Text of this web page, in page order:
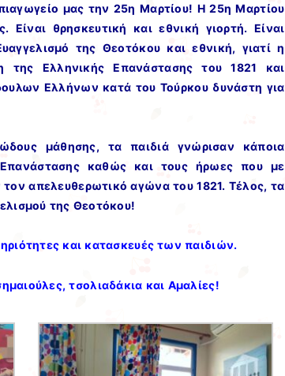
μας την 25η Μαρτίου! Η 25η Μαρτίου
θρησκευτική και εθνική γιορτή. Είναι
της Θεοτόκου και εθνική, γιατί η
της Ελληνικής Επανάστασης του 1821 και
Ελλήνων κατά του Τούρκου δυνάστη για
μάθησης, τα παιδιά γνώρισαν κάποια
καθώς και τους ήρωες που με
απελευθερωτικό αγώνα του 1821. Τέλος, τα
της Θεοτόκου!
και κατασκευές των παιδιών.
τσολιαδάκια και Αμαλίες!